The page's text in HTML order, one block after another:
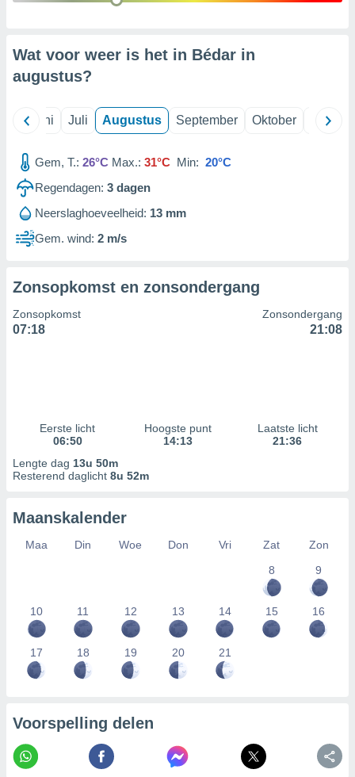
Wat voor weer is het in Bédar in
augustus?
Juni Juli Augustus September Oktober
Gem, T.: 26°C Max.: 31°C Min: 20°C
Regendagen: 3 dagen
Neerslaghoeveelheid: 13 mm
Gem. wind: 2 m/s
Zonsopkomst en zonsondergang
Zonsopkomst
07:18
Zonsondergang
21:08
Eerste licht
06:50
Hoogste punt
14:13
Laatste licht
21:36
Lengte dag 13u 50m
Resterend daglicht 8u 52m
Maanskalender
Maa Din Woe Don Vri Zat
Zon
8
9
10 11 12 13 14 15 16
17 18 19 20 21
Voorspelling delen